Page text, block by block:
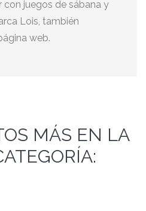
con juegos de sábana y
Lois, también
web.
MÁS EN LA